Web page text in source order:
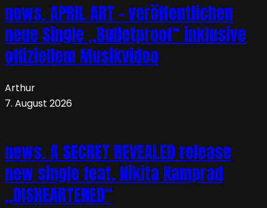
news. APRIL ART – veröffentlichen
neue Single „Bulletproof“ inklusive
offiziellem Musikvideo
Arthur
7. August 2026
news. A SECRET REVEALED release
new single feat. Nikita Kamprad
„DISHEARTENED“